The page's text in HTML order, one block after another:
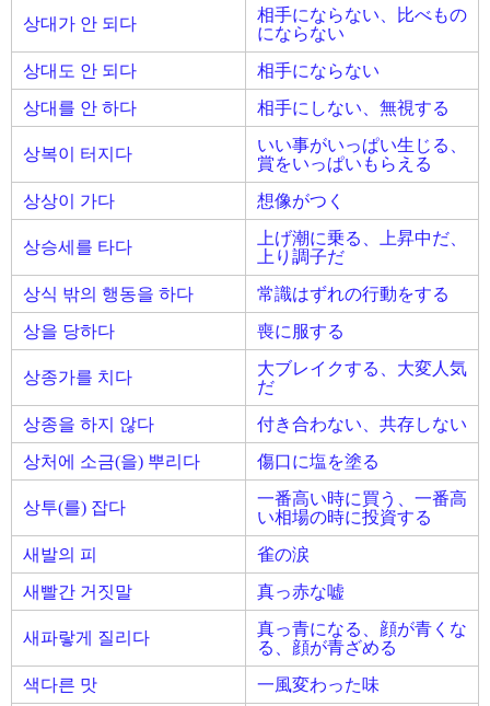
상대가 안 되다
相手にならない、比べもの
にならない
상대도 안 되다
相手にならない
상대를 안 하다
相手にしない、無視する
상복이 터지다
いい事がいっぱい生じる、
賞をいっぱいもらえる
상상이 가다
想像がつく
상승세를 타다
上げ潮に乗る、上昇中だ、
上り調子だ
상식 밖의 행동을 하다
常識はずれの行動をする
상을 당하다
喪に服する
상종가를 치다
大ブレイクする、大変人気
だ
상종을 하지 않다
付き合わない、共存しない
상처에 소금(을) 뿌리다
傷口に塩を塗る
상투(를) 잡다
一番高い時に買う、一番高
い相場の時に投資する
새발의 피
雀の涙
새빨간 거짓말
真っ赤な嘘
새파랗게 질리다
真っ青になる、顔が青くな
る、顔が青ざめる
색다른 맛
一風変わった味